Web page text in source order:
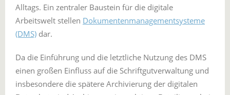
Alltags. Ein zentraler Baustein für die digitale
Arbeitswelt stellen Dokumentenmanagementsysteme
(DMS) dar.
Da die Einführung und die letztliche Nutzung des DMS
einen großen Einfluss auf die Schriftgutverwaltung und
insbesondere die spätere Archivierung der digitalen